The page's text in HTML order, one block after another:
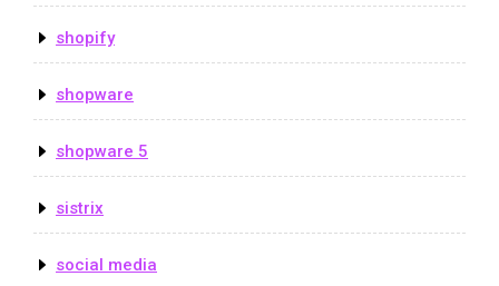
shopify
shopware
shopware 5
sistrix
social media